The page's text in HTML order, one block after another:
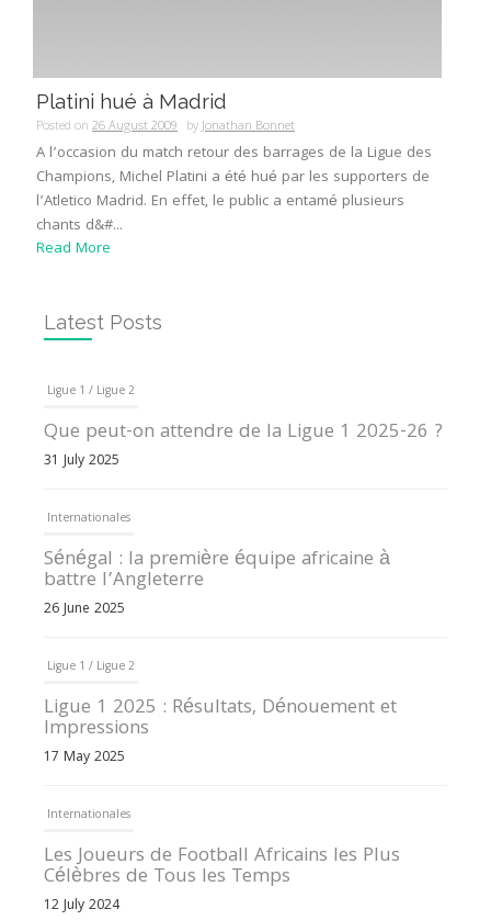
Platini hué à Madrid
Posted on 26 August 2009 byJonathan Bonnet
A l’occasion du match retour des barrages de la Ligue des
Champions, Michel Platini a été hué par les supporters de
l’Atletico Madrid. En effet, le public a entamé plusieurs
chants d&#...
Read More
Latest Posts
Ligue 1 / Ligue 2
Que peut-on attendre de la Ligue 1 2025-26 ?
31 July 2025
Internationales
Sénégal : la première équipe africaine à
battre l’Angleterre
26 June 2025
Ligue 1 / Ligue 2
Ligue 1 2025 : Résultats, Dénouement et
Impressions
17 May 2025
Internationales
Les Joueurs de Football Africains les Plus
Célèbres de Tous les Temps
12 July 2024